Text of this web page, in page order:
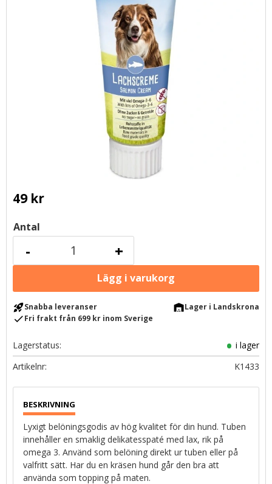
49kr
Antal
+
-
rocket_launchSnabba leveranser warehouseLager i Landskrona
checkFri frakt från 699 kr inom Sverige
Lagerstatus
i lager
Artikelnr
K1433
Lyxigt belöningsgodis av hög kvalitet för din hund. Tuben
innehåller en smaklig delikatesspaté med lax, rik på
omega 3. Använd som belöning direkt ur tuben eller på
valfritt sätt. Har du en kräsen hund går den bra att
använda som topping på maten.